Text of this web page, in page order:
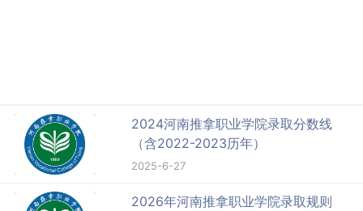
2024河南推拿职业学院录取分数线
（含2022-2023历年）
2025-6-27
2026年河南推拿职业学院录取规则